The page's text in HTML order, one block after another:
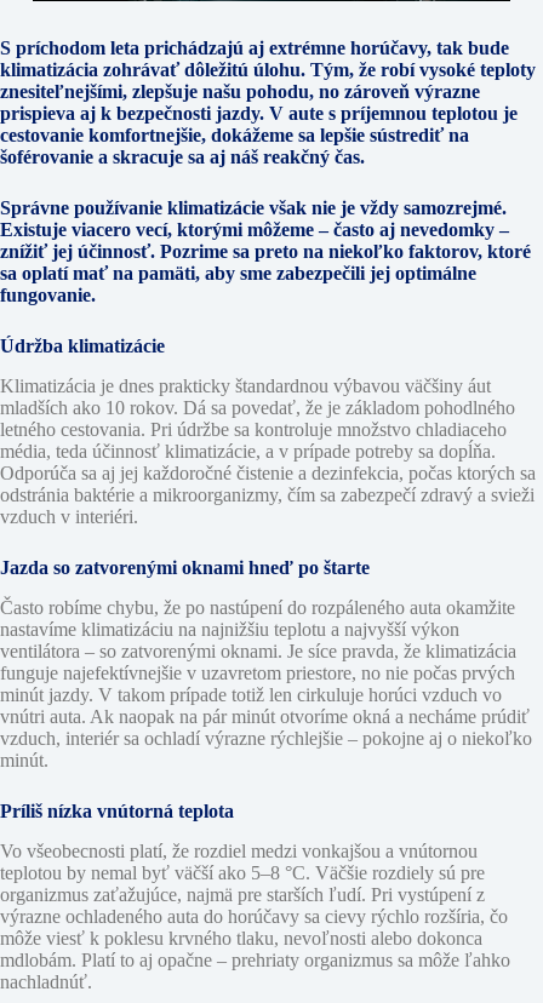
S príchodom leta prichádzajú aj extrémne horúčavy, tak bude
klimatizácia zohrávať dôležitú úlohu. Tým, že robí vysoké teploty
znesiteľnejšími, zlepšuje našu pohodu, no zároveň výrazne
prispieva aj k bezpečnosti jazdy. V aute s príjemnou teplotou je
cestovanie komfortnejšie, dokážeme sa lepšie sústrediť na
šoférovanie a skracuje sa aj náš reakčný čas.
Správne používanie klimatizácie však nie je vždy samozrejmé.
Existuje viacero vecí, ktorými môžeme – často aj nevedomky –
znížiť jej účinnosť. Pozrime sa preto na niekoľko faktorov, ktoré
sa oplatí mať na pamäti, aby sme zabezpečili jej optimálne
fungovanie.
Údržba klimatizácie
Klimatizácia je dnes prakticky štandardnou výbavou väčšiny áut
mladších ako 10 rokov. Dá sa povedať, že je základom pohodlného
letného cestovania. Pri údržbe sa kontroluje množstvo chladiaceho
média, teda účinnosť klimatizácie, a v prípade potreby sa dopĺňa.
Odporúča sa aj jej každoročné čistenie a dezinfekcia, počas ktorých sa
odstránia baktérie a mikroorganizmy, čím sa zabezpečí zdravý a svieži
vzduch v interiéri.
Jazda so zatvorenými oknami hneď po štarte
Často robíme chybu, že po nastúpení do rozpáleného auta okamžite
nastavíme klimatizáciu na najnižšiu teplotu a najvyšší výkon
ventilátora – so zatvorenými oknami. Je síce pravda, že klimatizácia
funguje najefektívnejšie v uzavretom priestore, no nie počas prvých
minút jazdy. V takom prípade totiž len cirkuluje horúci vzduch vo
vnútri auta. Ak naopak na pár minút otvoríme okná a necháme prúdiť
vzduch, interiér sa ochladí výrazne rýchlejšie – pokojne aj o niekoľko
minút.
Príliš nízka vnútorná teplota
Vo všeobecnosti platí, že rozdiel medzi vonkajšou a vnútornou
teplotou by nemal byť väčší ako 5–8 °C. Väčšie rozdiely sú pre
organizmus zaťažujúce, najmä pre starších ľudí. Pri vystúpení z
výrazne ochladeného auta do horúčavy sa cievy rýchlo rozšíria, čo
môže viesť k poklesu krvného tlaku, nevoľnosti alebo dokonca
mdlobám. Platí to aj opačne – prehriaty organizmus sa môže ľahko
nachladnúť.